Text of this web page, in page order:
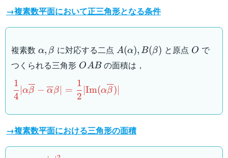
\gamma)^2+
(\gamma-
\alpha)^2=0
→複素数平面において正三角形となる条件
複素数 \alpha,\beta
α, β に対応する二点 A(\alpha),B(\beta)
A(α), B(β) と原点 O
O で
つくられる三角形 OAB
OABの面積は，
\dfrac{1}
{4}|\alpha\overline{\beta}-
(\alpha\overline{\beta})|
4
1
αβ − αβ =
2
1
Im(αβ)
→複素数平面における三角形の面積